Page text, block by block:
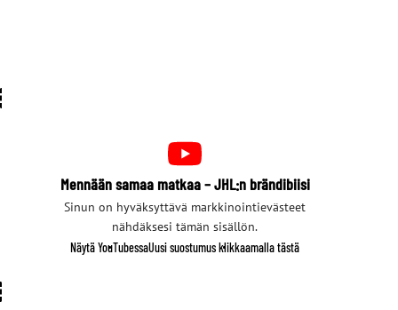
Mennään samaa matkaa – JHL:n brändibiisi
Sinun on hyväksyttävä markkinointievästeet
nähdäksesi tämän sisällön.
Näytä YouTubessaUusi suostumus klikkaamalla tästä